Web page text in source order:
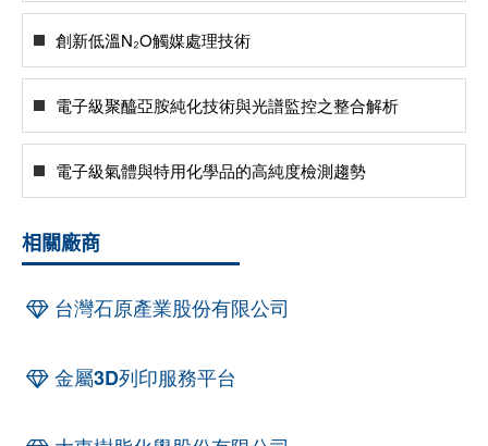
創新低溫N₂O觸媒處理技術
電子級聚醯亞胺純化技術與光譜監控之整合解析
電子級氣體與特用化學品的高純度檢測趨勢
相關廠商
台灣石原產業股份有限公司
金屬3D列印服務平台